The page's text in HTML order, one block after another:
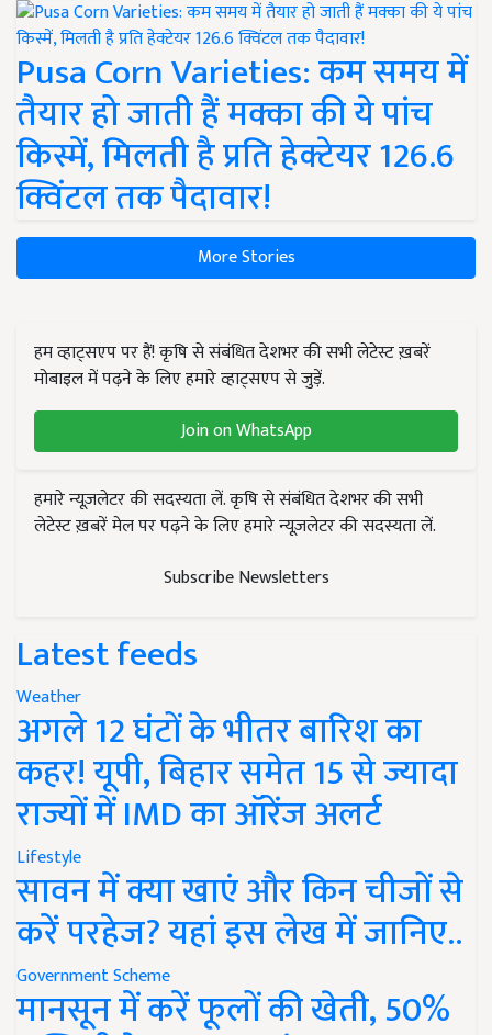
Pusa Corn Varieties: कम समय में
तैयार हो जाती हैं मक्का की ये पांच
किस्में, मिलती है प्रति हेक्टेयर 126.6
क्विंटल तक पैदावार!
More Stories
हम व्हाट्सएप पर हैं! कृषि से संबंधित देशभर की सभी लेटेस्ट ख़बरें
मोबाइल में पढ़ने के लिए हमारे व्हाट्सएप से जुड़ें.
Join on WhatsApp
हमारे न्यूज़लेटर की सदस्यता लें. कृषि से संबंधित देशभर की सभी
लेटेस्ट ख़बरें मेल पर पढ़ने के लिए हमारे न्यूज़लेटर की सदस्यता लें.
Subscribe Newsletters
Latest feeds
Weather
अगले 12 घंटों के भीतर बारिश का
कहर! यूपी, बिहार समेत 15 से ज्यादा
राज्यों में IMD का ऑरेंज अलर्ट
Lifestyle
सावन में क्या खाएं और किन चीजों से
करें परहेज? यहां इस लेख में जानिए..
Government Scheme
मानसून में करें फूलों की खेती, 50%